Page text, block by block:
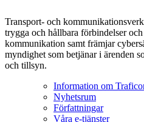
Transport- och
trygga och hållbara förbindelser
kommunikation samt främjar
myndighet som betjänar i ärenden
och tillsyn.
Information om
Nyhetsrum
Författningar
Våra e-tjänster